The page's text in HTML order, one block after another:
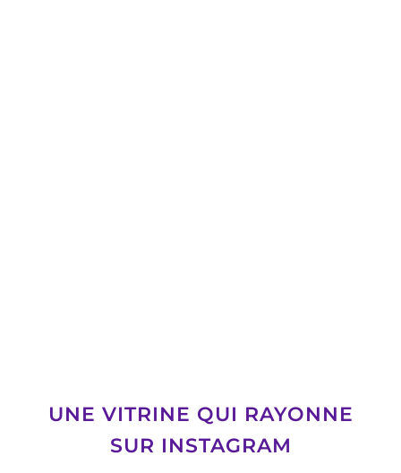
UNE VITRINE QUI RAYONNE
SUR INSTAGRAM